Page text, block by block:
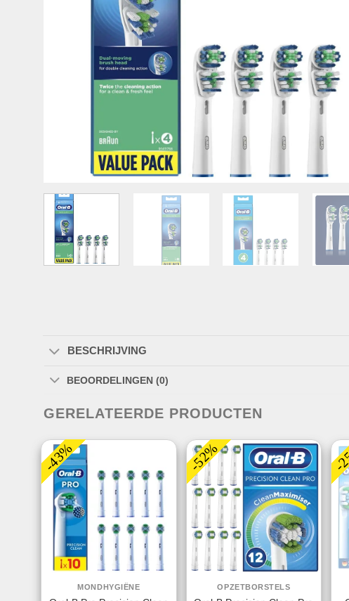
BESCHRIJVING
BEOORDELINGEN (0)
GERELATEERDE PRODUCTEN
-43%
MONDHYGIËNE
-52%
OPZETBORSTELS
-